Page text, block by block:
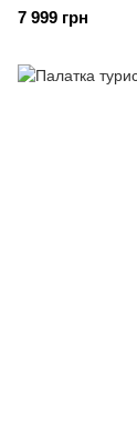
7 999 грн